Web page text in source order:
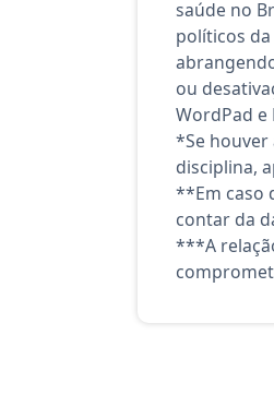
saúde no
políticos
ou
WordPad e
*Se houver
disciplina,
**Em caso
contar da
***A